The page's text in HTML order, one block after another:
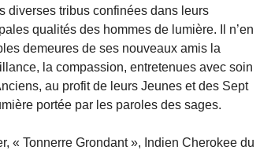
diverses tribus confinées dans leurs
qualités des hommes de lumière. Il n’en
demeures de ses nouveaux amis la
la compassion, entretenues avec soin
au profit de leurs Jeunes et des Sept
portée par les paroles des sages.
« Tonnerre Grondant », Indien Cherokee du